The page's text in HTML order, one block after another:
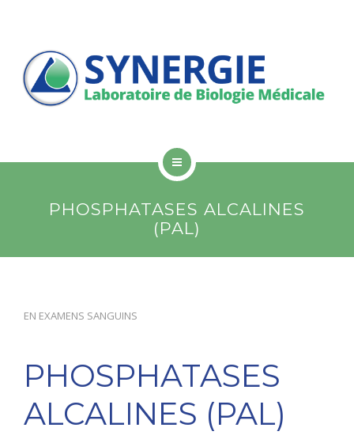
PROFESSIONNELS DE SANTÉ
LISTE DES EXAMENS
RÉSULTATS EN LIGNE
PATIENTS
CONTACT
RÉSULTATS EN LIGNE
PHOSPHATASES ALCALINES
(PAL)
EN EXAMENS SANGUINS
PHOSPHATASES
ALCALINES (PAL)